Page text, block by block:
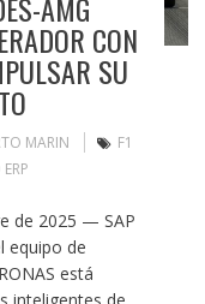
AMG
CON
SU
MARIN
F1
de 2025 — SAP
equipo de
está